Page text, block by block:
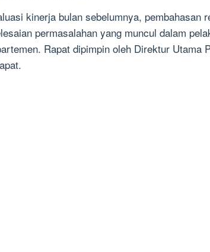
kinerja bulan sebelumnya, pembahasan
permasalahan yang muncul dalam
Rapat dipimpin oleh Direktur Utama